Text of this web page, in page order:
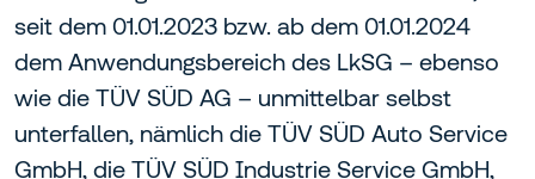
seit dem 01.01.2023 bzw. ab dem 01.01.2024
dem Anwendungsbereich des LkSG – ebenso
wie die TÜV SÜD AG – unmittelbar selbst
unterfallen, nämlich die TÜV SÜD Auto Service
GmbH, die TÜV SÜD Industrie Service GmbH,